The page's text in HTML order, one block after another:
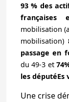
93 % des
françaises
mobilisation
mobilisation)
passage en
du 49-3 et
les députéEs
Une crise